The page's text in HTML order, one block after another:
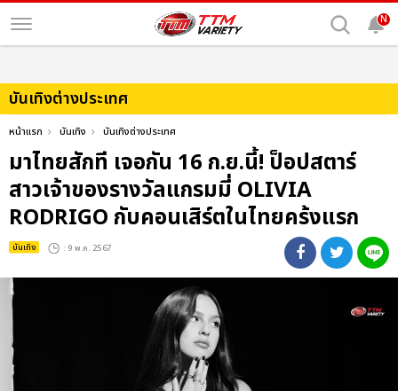
N
บันเทิงต่างประเทศ
หน้าแรก บันเทิง บันเทิงต่างประเทศ
มาไทยสักที เจอกัน 16 ก.ย.นี้! ป็อปสตาร์
สาวเจ้าของรางวัลแกรมมี่ OLIVIA
RODRIGO กับคอนเสิร์ตในไทยคร้งแรก
บันเทิง : 9 พ.ค. 2567